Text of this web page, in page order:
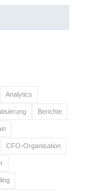
Analytics
Berichte
CFO-Organisation